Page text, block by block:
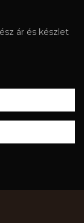
ár és készlet